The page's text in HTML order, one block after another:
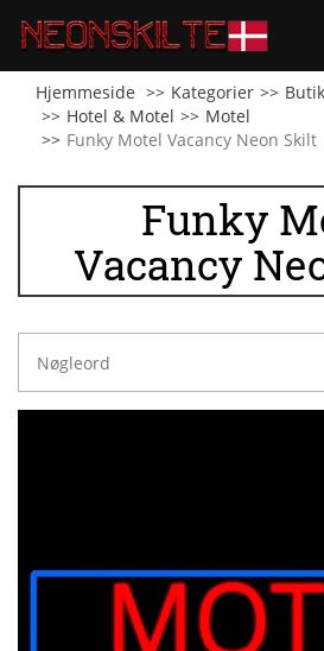
Hjemmeside
Kategorier
Hotel & Motel
Motel
Funky Motel Vacancy Neon Skilt
Funky
Vacancy